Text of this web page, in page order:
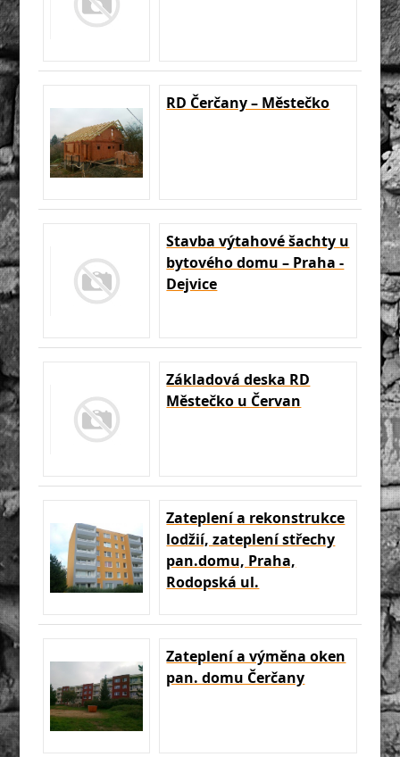
RD Čerčany – Městečko
Stavba výtahové šachty u
bytového domu – Praha -
Dejvice
Základová deska RD
Městečko u Červan
Zateplení a rekonstrukce
lodžií, zateplení střechy
pan.domu, Praha,
Rodopská ul.
Zateplení a výměna oken
pan. domu Čerčany